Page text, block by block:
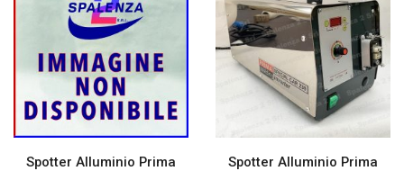
Spotter Alluminio Prima
Spotter Alluminio Prima